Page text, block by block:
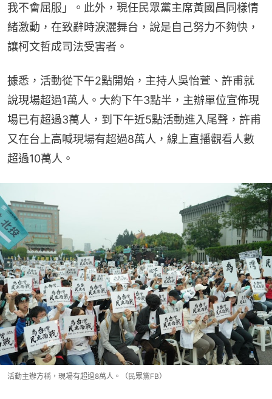
我不會屈服」。此外，現任民眾黨主席黃國昌同樣情
緒激動，在致辭時淚灑舞台，說是自己努力不夠快，
讓柯文哲成司法受害者。
據悉，活動從下午2點開始，主持人吳怡萱、許甫就
說現場超過1萬人。大約下午3點半，主辦單位宣佈現
場已有超過3萬人，到下午近5點活動進入尾聲，許甫
又在台上高喊現場有超過8萬人，線上直播觀看人數
超過10萬人。
活動主辦方稱，現場有超過8萬人。（民眾黨FB）